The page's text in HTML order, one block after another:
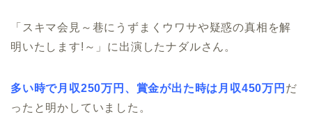
「スキマ会見～巷にうずまくウワサや疑惑の真相を解
明いたします!～」に出演したナダルさん。
多い時で月収250万円、賞金が出た時は月収450万円 だ
ったと明かしていました。